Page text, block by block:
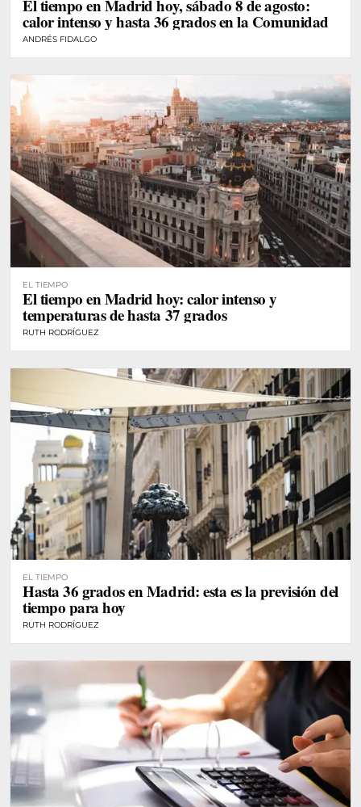
El tiempo en Madrid hoy, sábado 8 de agosto:
calor intenso y hasta 36 grados en la Comunidad
ANDRÉS FIDALGO
EL TIEMPO
El tiempo en Madrid hoy: calor intenso y
temperaturas de hasta 37 grados
RUTH RODRÍGUEZ
EL TIEMPO
Hasta 36 grados en Madrid: esta es la previsión del
tiempo para hoy
RUTH RODRÍGUEZ